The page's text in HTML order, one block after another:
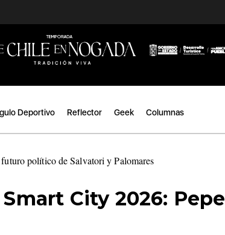
Deportivo Reflector Geek Columnas
político de Salvatori y Palomares
City 2026: Pepe